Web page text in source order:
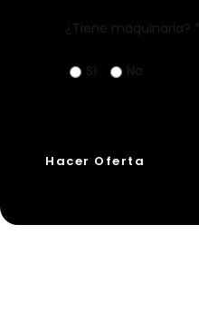
¿Tiene maquinaria? *
Sí No